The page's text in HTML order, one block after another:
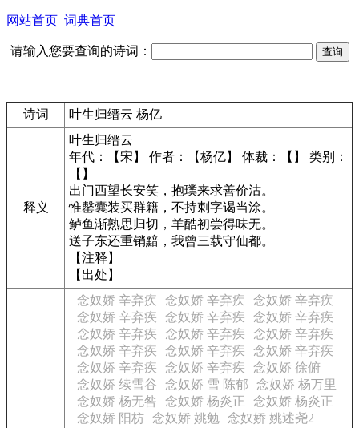
网站首页 词典首页
请输入您要查询的诗词：
诗词 叶生归缙云 杨亿
释义
叶生归缙云
年代：【宋】 作者：【杨亿】 体裁：【】 类别：
【】
出门西望长安笑，抱璞来求善价沽。
惟罄囊装买群籍，不持刺字谒当涂。
鲈鱼渐熟思归切，羊酷初尝得味无。
送子东还重销黯，我曾三载守仙都。
【注释】
【出处】
念奴娇 辛弃疾 念奴娇 辛弃疾
念奴娇 辛弃疾
念奴娇 辛弃疾
念奴娇 辛弃疾
念奴娇 辛弃疾
念奴娇 辛弃疾
念奴娇 辛弃疾
念奴娇 辛弃疾
念奴娇 辛弃疾
念奴娇 辛弃疾
念奴娇 辛弃疾
念奴娇 辛弃疾
念奴娇 辛弃疾
念奴娇 徐俯
念奴娇 续雪谷
念奴娇 雪 陈郁
念奴娇 杨万里
念奴娇 杨无咎
念奴娇 杨炎正
念奴娇 杨炎正
念奴娇 阳枋 念奴娇 姚勉 念奴娇 姚述尧2